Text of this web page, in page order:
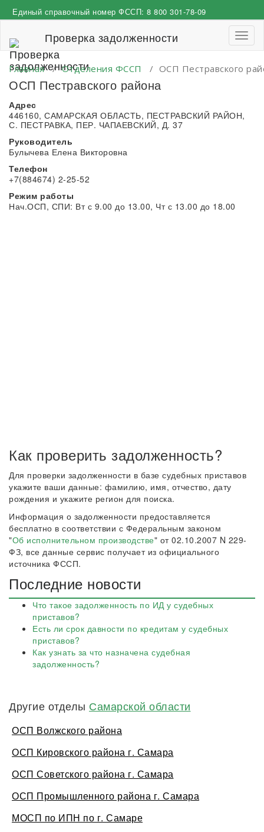
к
Единый справочный номер ФССП: 8 800 301-78-09
Проверка задолженности
Главная/Отделения ФССП / ОСП Пестравского
ОСП Пестравского района
Адрес
446160, САМАРСКАЯ ОБЛАСТЬ, ПЕСТРАВСКИЙ РАЙОН,
С. ПЕСТРАВКА, ПЕР. ЧАПАЕВСКИЙ, Д. 37
Руководитель
Булычева Елена Викторовна
Телефон
+7(884674) 2-25-52
Режим работы
Нач.ОСП, СПИ: Вт с 9.00 до 13.00, Чт с 13.00 до 18.00
Как проверить задолженность?
Для проверки задолженности в базе судебных приставов
укажите ваши данные: фамилию, имя, отчество, дату
рождения и укажите регион для поиска.
Информация о задолженности предоставляется
бесплатно в соответствии с Федеральным законом
"Об исполнительном производстве" от 02.10.2007 N 229-
ФЗ, все данные сервис получает из официального
источника ФССП.
Последние новости
Что такое задолженность по ИД у судебных
приставов?
Есть ли срок давности по кредитам у судебных
приставов?
Как узнать за что назначена судебная
задолженность?
Другие отделы Самарской области
ОСП Волжского района
ОСП Кировского района г. Самара
ОСП Советского района г. Самара
ОСП Промышленного района г. Самара
МОСП по ИПН по г. Самаре